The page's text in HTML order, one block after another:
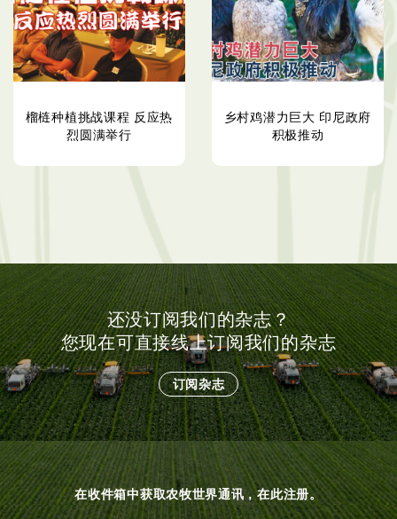
榴梿种植挑战课程 反应热
烈圆满举行
乡村鸡潜力巨大 印尼政府
积极推动
还没订阅我们的杂志？
您现在可直接线上订阅我们的杂志
订阅杂志
在收件箱中获取农牧世界通讯，在此注册。